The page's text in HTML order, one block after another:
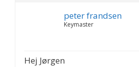
peter frandsen
Keymaster
Hej Jørgen